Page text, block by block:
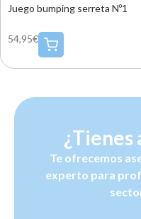
Juego bumping serreta Nº1
54,95€
¿Tienes
Te ofrecemos
experto para